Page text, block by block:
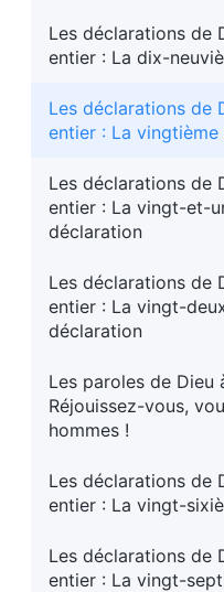
Les déclarations de
entier : La dix-
Les déclarations de
entier : La
Les déclarations de
entier : La vingt-et-
déclaration
Les déclarations de
entier : La vingt-
déclaration
Les paroles de Dieu
Réjouissez-vous,
hommes !
Les déclarations de
entier : La vingt-
Les déclarations de
entier : La vingt-